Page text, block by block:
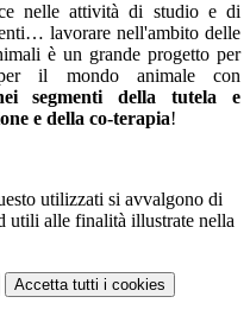
nelle attività di studio e di
lavorare nell'ambito delle
è un grande progetto per
il mondo animale con
segmenti della tutela e
e della co-terapia!
utilizzati si avvalgono di
utili alle finalità illustrate nella
Accetta tutti i cookies